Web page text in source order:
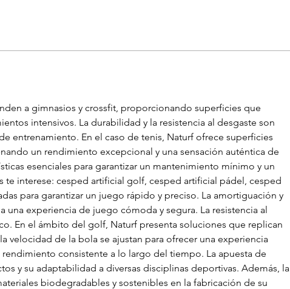
a gimnasios y crossfit, proporcionando superficies que
intensivos. La durabilidad y la resistencia al desgaste son
entrenamiento. En el caso de tenis, Naturf ofrece superficies
un rendimiento excepcional y una sensación auténtica de
esenciales para garantizar un mantenimiento mínimo y un
interese: cesped artificial golf, cesped artificial pádel, cesped
para garantizar un juego rápido y preciso. La amortiguación y
experiencia de juego cómoda y segura. La resistencia al
En el ámbito del golf, Naturf presenta soluciones que replican
velocidad de la bola se ajustan para ofrecer una experiencia
consistente a lo largo del tiempo. La apuesta de
y su adaptabilidad a diversas disciplinas deportivas. Además, la
biodegradables y sostenibles en la fabricación de su